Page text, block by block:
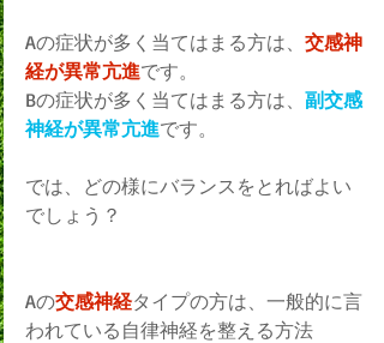
Aの症状が多く当てはまる方は、 交感神
経が異常亢進です。
Bの症状が多く当てはまる方は、 副交感
神経が異常亢進です。
では、どの様にバランスをとればよい
でしょう？
Aの交感神経タイプの方は、一般的に言
われている自律神経を整える方法